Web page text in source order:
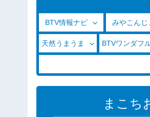
BTV情報ナビ みやこんじ
天然うまうま BTVワンダフ
まこち